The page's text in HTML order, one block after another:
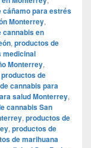
cáñamo para estrés
Monterrey,
cannabis en
, productos de
medicinal
Monterrey,
productos de
cannabis para
salud Monterrey,
cannabis San
, productos de
, productos de
de marihuana